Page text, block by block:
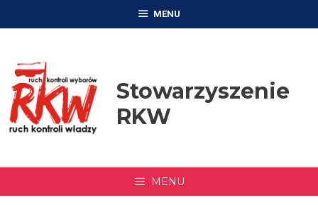
MENU
Stowarzyszenie
RKW
MENU